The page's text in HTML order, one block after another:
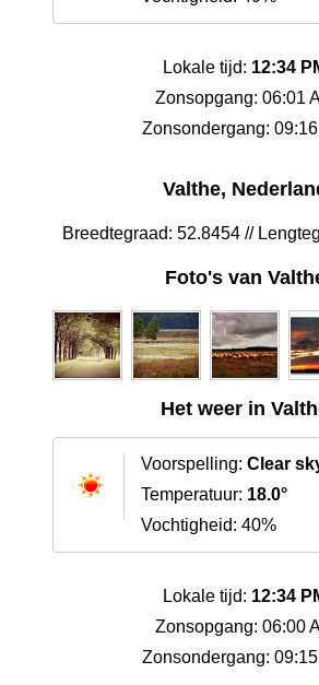
Lokale tijd: 12:34
Zonsopgang: 06:01
Zonsondergang:
Valthe,
Breedtegraad: 52.8454 //
Foto's van
Het weer in
Voorspelling: Clear
Temperatuur: 18.0°
Vochtigheid: 40%
Lokale tijd: 12:34
Zonsopgang: 06:00
Zonsondergang: